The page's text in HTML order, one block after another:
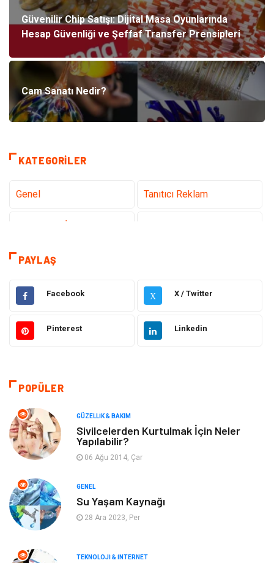
Güvenilir Chip Satışı: Dijital Masa Oyunlarında
Hesap Güvenliği ve Şeffaf Transfer Prensipleri
Cam Sanatı Nedir?
KATEGORILER
Genel Tanıtıcı Reklam
Eğitim & Kariyer
Gündem Hukuk
Moda Sağlıklı Yaşam
Bilgisayar & Yazılım
Makine
Giyim
Yeme & İçme
Keyif & Hobi Organizasyon
PAYLAŞ
Facebook X X / Twitter
Pinterest Linkedin
POPÜLER
GÜZELLIK & BAKIM
Sivilcelerden Kurtulmak İçin Neler
Yapılabilir?
06 Ağu 2014, Çar
GENEL
Su Yaşam Kaynağı
28 Ara 2023, Per
TEKNOLOJI & İNTERNET